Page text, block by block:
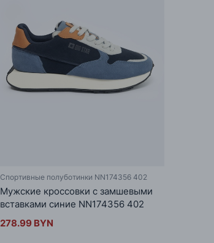
Спортивные полуботинки NN174356 402
Мужские кроссовки с замшевыми
вставками синие NN174356 402
278.99 BYN